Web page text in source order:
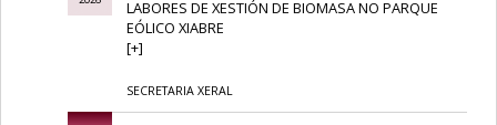
LABORES DE XESTIÓN DE BIOMASA NO PARQUE
EÓLICO XIABRE
[+]
SECRETARIA XERAL